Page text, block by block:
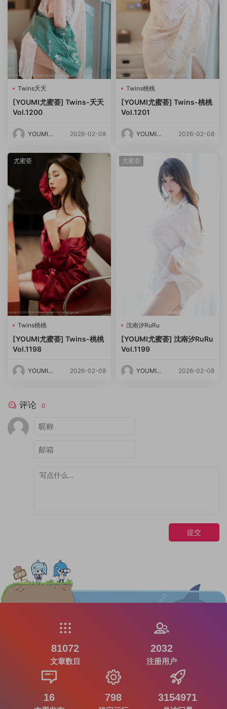
Twins夭夭
[YOUMI尤蜜荟] Twins-夭夭
Vol.1200
YOUMI尤
2026-02-08
Twins桃桃
[YOUMI尤蜜荟] Twins-桃桃
Vol.1201
YOUMI尤
2026-02-08
尤蜜荟
Twins桃桃
[YOUMI尤蜜荟] Twins-桃桃
Vol.1198
YOUMI尤
2026-02-08
尤蜜荟
沈南汐RuRu
[YOUMI尤蜜荟] 沈南汐RuRu
Vol.1199
YOUMI尤
2026-02-08
评论 0
提交
81072
文章数目
2032
注册用户
16 798 3154971